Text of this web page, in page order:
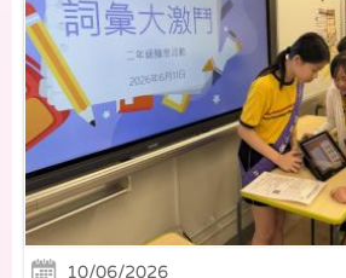
10/06/2026